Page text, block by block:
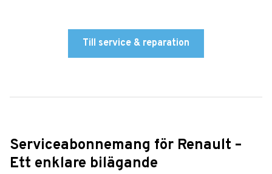
Till service & reparation
Serviceabonnemang för Renault –
Ett enklare bilägande